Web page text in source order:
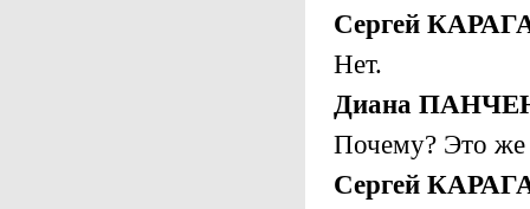
Сергей
Нет.
Диана
Почему? Это же
Сергей